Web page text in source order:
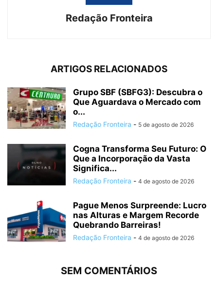
Redação Fronteira
ARTIGOS RELACIONADOS
Grupo SBF (SBFG3): Descubra o
Que Aguardava o Mercado com
o...
Redação Fronteira - 5 de agosto de 2026
Cogna Transforma Seu Futuro: O
Que a Incorporação da Vasta
Significa...
Redação Fronteira - 4 de agosto de 2026
Pague Menos Surpreende: Lucro
nas Alturas e Margem Recorde
Quebrando Barreiras!
Redação Fronteira - 4 de agosto de 2026
SEM COMENTÁRIOS